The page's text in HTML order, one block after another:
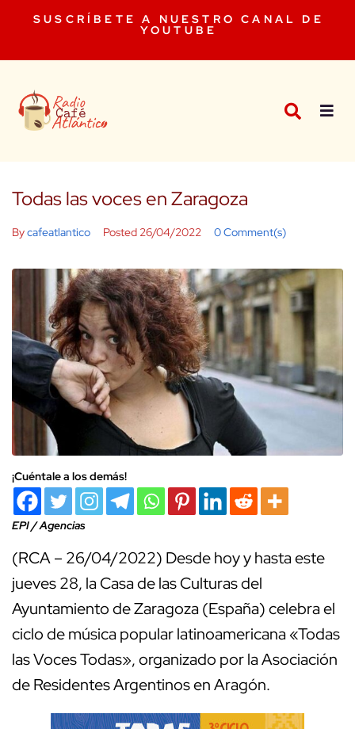
SUSCRÍBETE A NUESTRO CANAL DE
YOUTUBE
Todas las voces en Zaragoza
Bycafeatlantico Posted 26/04/2022 0 Comment(s)
¡Cuéntale a los demás!
EPI / Agencias
(RCA – 26/04/2022) Desde hoy y hasta este
jueves 28, la Casa de las Culturas del
Ayuntamiento de Zaragoza (España) celebra el
ciclo de música popular latinoamericana «Todas
las Voces Todas», organizado por la Asociación
de Residentes Argentinos en Aragón.